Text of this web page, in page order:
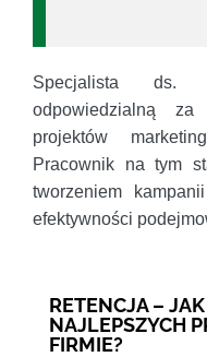
Specjalista ds.
odpowiedzialną
projektów
Pracownik na tym
tworzeniem
efektywności
RETENCJA –
NAJLEPSZYCH
FIRMIE?